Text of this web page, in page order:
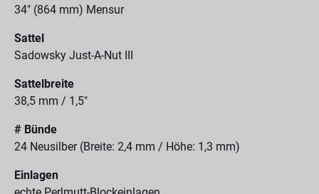
34" (864 mm) Mensur
Sattel
Sadowsky Just-A-Nut III
Sattelbreite
38,5 mm / 1,5"
# Bünde
24 Neusilber (Breite: 2,4 mm / Höhe: 1,3 mm)
Einlagen